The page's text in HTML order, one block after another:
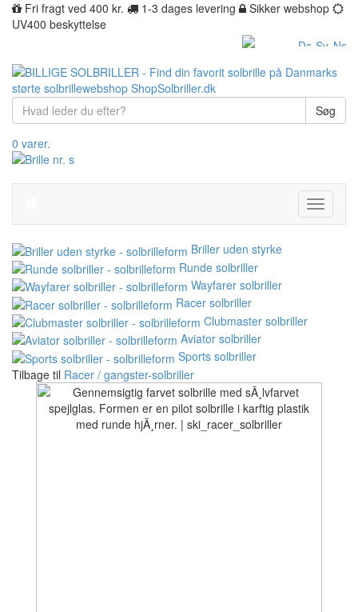
Fri fragt ved 400 kr. 1-3 dages levering
Sikker webshop
UV400 beskyttelse
Søg
0 varer.
Toggle
Briller uden styrke
Runde solbriller
Wayfarer solbriller
Racer solbriller
Clubmaster solbriller
Aviator solbriller
Sports solbriller
Tilbage til Racer / gangster-solbriller